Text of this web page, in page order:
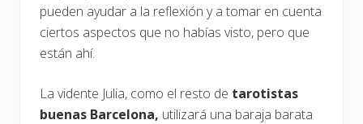
pueden ayudar a la reflexión y a tomar en cuenta
ciertos aspectos que no habías visto, pero que
están ahí.
La vidente Julia, como el resto de tarotistas
buenas Barcelona, utilizará una baraja barata